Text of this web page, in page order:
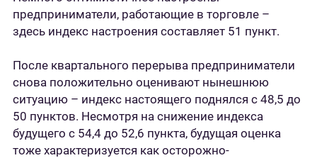
предприниматели, работающие в торговле –
здесь индекс настроения составляет 51 пункт.
После квартального перерыва предприниматели
снова положительно оценивают нынешнюю
ситуацию – индекс настоящего поднялся с 48,5 до
50 пунктов. Несмотря на снижение индекса
будущего с 54,4 до 52,6 пункта, будущая оценка
тоже характеризуется как осторожно-